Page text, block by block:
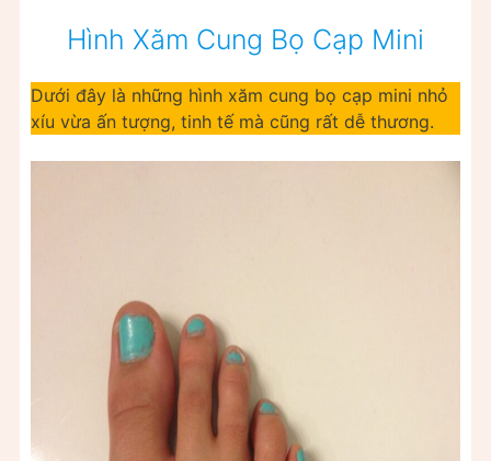
Hình Xăm Cung Bọ Cạp Mini
Dưới đây là những hình xăm cung bọ cạp mini nhỏ
xíu vừa ấn tượng, tinh tế mà cũng rất dễ thương.